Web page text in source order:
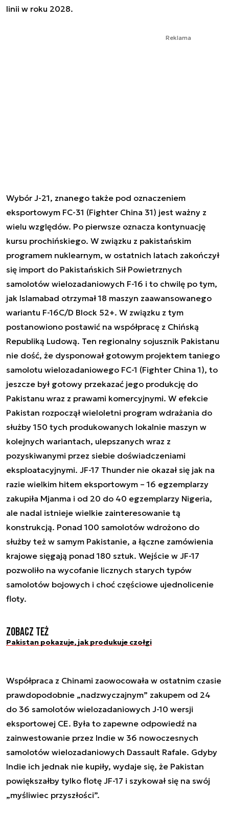
linii w roku 2028.
Reklama
Wybór J-21, znanego także pod oznaczeniem
eksportowym FC-31 (Fighter China 31) jest ważny z
wielu względów. Po pierwsze oznacza kontynuację
kursu prochińskiego. W związku z pakistańskim
programem nuklearnym, w ostatnich latach zakończył
się import do Pakistańskich Sił Powietrznych
samolotów wielozadaniowych F-16 i to chwilę po tym,
jak Islamabad otrzymał 18 maszyn zaawansowanego
wariantu F-16C/D Block 52+. W związku z tym
postanowiono postawić na współpracę z Chińską
Republiką Ludową. Ten regionalny sojusznik Pakistanu
nie dość, że dysponował gotowym projektem taniego
samolotu wielozadaniowego FC-1 (Fighter China 1), to
jeszcze był gotowy przekazać jego produkcję do
Pakistanu wraz z prawami komercyjnymi. W efekcie
Pakistan rozpoczął wieloletni program wdrażania do
służby 150 tych produkowanych lokalnie maszyn w
kolejnych wariantach, ulepszanych wraz z
pozyskiwanymi przez siebie doświadczeniami
eksploatacyjnymi. JF-17 Thunder nie okazał się jak na
razie wielkim hitem eksportowym – 16 egzemplarzy
zakupiła Mjanma i od 20 do 40 egzemplarzy Nigeria,
ale nadal istnieje wielkie zainteresowanie tą
konstrukcją. Ponad 100 samolotów wdrożono do
służby też w samym Pakistanie, a łączne zamówienia
krajowe sięgają ponad 180 sztuk. Wejście w JF-17
pozwoliło na wycofanie licznych starych typów
samolotów bojowych i choć częściowe ujednolicenie
floty.
Zobacz też
Pakistan pokazuje, jak produkuje czołgi
Współpraca z Chinami zaowocowała w ostatnim czasie
prawdopodobnie „nadzwyczajnym” zakupem od 24
do 36 samolotów wielozadaniowych J-10 wersji
eksportowej CE. Była to zapewne odpowiedź na
zainwestowanie przez Indie w 36 nowoczesnych
samolotów wielozadaniowych Dassault Rafale. Gdyby
Indie ich jednak nie kupiły, wydaje się, że Pakistan
powiększałby tylko flotę JF-17 i szykował się na swój
„myśliwiec przyszłości”.